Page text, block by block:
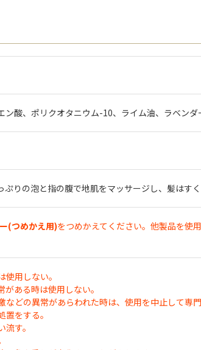
ン酸、ポリクオタニウム-10、ライム油、ラベン
りの泡と指の腹で地肌をマッサージし、髪はす
(つめかえ用)をつめかえてください。他製品を使
用しない。
ある時は使用しない。
などの異常があらわれた時は、使用を中止して専門
をする。
す。